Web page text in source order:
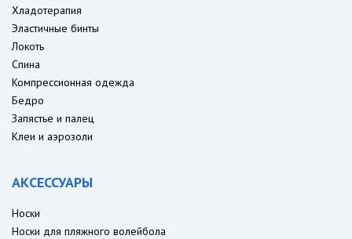
Хладотерапия
Эластичные бинты
Локоть
Спина
Компрессионная одежда
Бедро
Запястье и палец
Клеи и аэрозоли
АКСЕССУАРЫ
Носки
Носки для пляжного волейбола